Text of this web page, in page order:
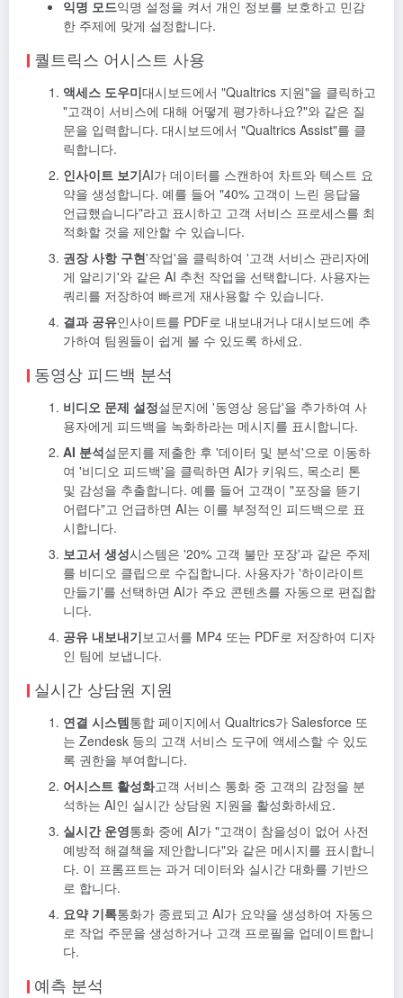
익명 모드익명 설정을 켜서 개인 정보를 보호하고 민감
한 주제에 맞게 설정합니다.
퀄트릭스 어시스트 사용
액세스 도우미대시보드에서 "Qualtrics 지원"을 클릭하고
"고객이 서비스에 대해 어떻게 평가하나요?"와 같은 질
문을 입력합니다. 대시보드에서 "Qualtrics Assist"를 클
릭합니다.
인사이트 보기AI가 데이터를 스캔하여 차트와 텍스트 요
약을 생성합니다. 예를 들어 "40% 고객이 느린 응답을
언급했습니다"라고 표시하고 고객 서비스 프로세스를 최
적화할 것을 제안할 수 있습니다.
권장 사항 구현'작업'을 클릭하여 '고객 서비스 관리자에
게 알리기'와 같은 AI 추천 작업을 선택합니다. 사용자는
쿼리를 저장하여 빠르게 재사용할 수 있습니다.
결과 공유인사이트를 PDF로 내보내거나 대시보드에 추
가하여 팀원들이 쉽게 볼 수 있도록 하세요.
동영상 피드백 분석
비디오 문제 설정설문지에 '동영상 응답'을 추가하여 사
용자에게 피드백을 녹화하라는 메시지를 표시합니다.
AI 분석설문지를 제출한 후 '데이터 및 분석'으로 이동하
여 '비디오 피드백'을 클릭하면 AI가 키워드, 목소리 톤
및 감성을 추출합니다. 예를 들어 고객이 "포장을 뜯기
어렵다"고 언급하면 AI는 이를 부정적인 피드백으로 표
시합니다.
보고서 생성시스템은 '20% 고객 불만 포장'과 같은 주제
를 비디오 클립으로 수집합니다. 사용자가 '하이라이트
만들기'를 선택하면 AI가 주요 콘텐츠를 자동으로 편집합
니다.
공유 내보내기보고서를 MP4 또는 PDF로 저장하여 디자
인 팀에 보냅니다.
실시간 상담원 지원
연결 시스템통합 페이지에서 Qualtrics가 Salesforce 또
는 Zendesk 등의 고객 서비스 도구에 액세스할 수 있도
록 권한을 부여합니다.
어시스트 활성화고객 서비스 통화 중 고객의 감정을 분
석하는 AI인 실시간 상담원 지원을 활성화하세요.
실시간 운영통화 중에 AI가 "고객이 참을성이 없어 사전
예방적 해결책을 제안합니다"와 같은 메시지를 표시합니
다. 이 프롬프트는 과거 데이터와 실시간 대화를 기반으
로 합니다.
요약 기록통화가 종료되고 AI가 요약을 생성하여 자동으
로 작업 주문을 생성하거나 고객 프로필을 업데이트합니
다.
예측 분석